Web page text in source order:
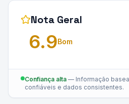
Nota Geral
6.9Bom
Confiança alta — Informação
confiáveis e dados consistentes.